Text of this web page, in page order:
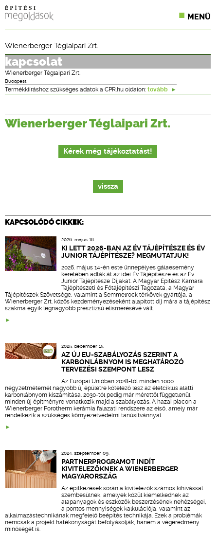
MENÜ
ONLINE KÉPZÉSEK
TERVEZÉSI SEGÉDLETEK
Wienerberger Téglaipari Zrt.
kapcsolat
Wienerberger Téglaipari Zrt.
Budapest
Termékkiíráshoz szükséges adatok a CPR.hu oldalon: tovább
Wienerberger Téglaipari Zrt.
Kérek még tájékoztatást!
vissza
KAPCSOLÓDÓ CIKKEK:
2026. május 18.
KI LETT 2026-BAN AZ ÉV TÁJÉPÍTÉSZE ÉS ÉV
JUNIOR TÁJÉPÍTÉSZE? MEGMUTATJUK!
2026. május 14-én este ünnepélyes gálaesemény
keretében adták át az idei Év Tájépítésze és az Év
Junior Tájépítésze Díjakat. A Magyar Építész Kamara
Tájépítészeti és Főtájépítészi Tagozata, a Magyar
Tájépítészek Szövetsége, valamint a Semmelrock térkövek gyártója, a
Wienerberger Zrt. közös kezdeményezéseként alapított díj mára a tájépítész
szakma egyik legnagyobb presztízsű elismerésévé vált.
2025. december 15.
AZ ÚJ EU-SZABÁLYOZÁS SZERINT A
KARBONLÁBNYOM IS MEGHATÁROZÓ
TERVEZÉSI SZEMPONT LESZ
Az Európai Unióban 2028-tól minden 1000
négyzetméternél nagyobb új épületre kötelező lesz az életciklus alatti
karbonlábnyom kiszámítása. 2030-tól pedig már mérettől függetlenül
minden új építményre vonatkozik majd a szabályozás. A hazai piacon a
Wienerberger Porotherm kerámia falazati rendszere az első, amely már
rendelkezik a szükséges környezetvédelmi tanúsítvánnyal.
2024. szeptember 09.
PARTNERPROGRAMOT INDÍT
KIVITELEZŐKNEK A WIENERBERGER
MAGYARORSZÁG
Az építkezések során a kivitelezők számos kihívással
szembesülnek, amelyek közül kiemelkednek az
alapanyagok és eszközök beszerzésének nehézségei,
a pontos mennyiségek kalkulációja, valamint az
alkalmazástechnikának megfelelő beépítés technikája. Ezek a problémák
nemcsak a projekt hatékonyságát befolyásolják, hanem a végeredmény
minőségét is.